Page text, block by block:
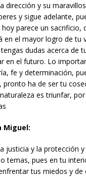
dirección y su
y sigue adelante,
parece un sacrificio,
en el mayor logro de tu
dudas acerca de
en el futuro. Lo
fe y determinación,
pronto ha de ser tu
es triunfar,
Miguel:
justicia y la protección
temas, pues en tu
tus miedos y de